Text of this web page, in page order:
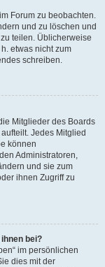
Forum zu beobachten.
und zu löschen und
teilen. Üblicherweise
etwas nicht zum
schreiben.
Mitglieder des Boards
Jedes Mitglied
können
Administratoren,
und sie zum
ihnen Zugriff zu
bei?
im persönlichen
dies mit der